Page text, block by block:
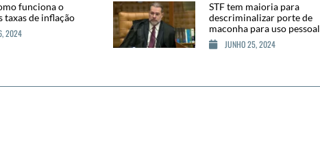
funciona o
taxas de inflação
2024
STF tem maioria para
descriminalizar porte de
maconha para uso pessoal
JUNHO 25, 2024